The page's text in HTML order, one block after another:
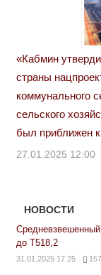
«Кабмин
страны
коммунального
сельского
был приближен
27.01.2025 12:00
НОВОСТИ
до Т518,2
31.01.2025 17:25